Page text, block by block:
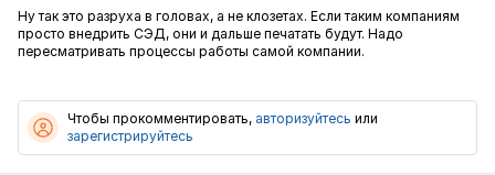
Ну так это разруха в головах, а не клозетах. Если таким компаниям
просто внедрить СЭД, они и дальше печатать будут. Надо
пересматривать процессы работы самой компании.
Чтобы прокомментировать, авторизуйтесь или
зарегистрируйтесь